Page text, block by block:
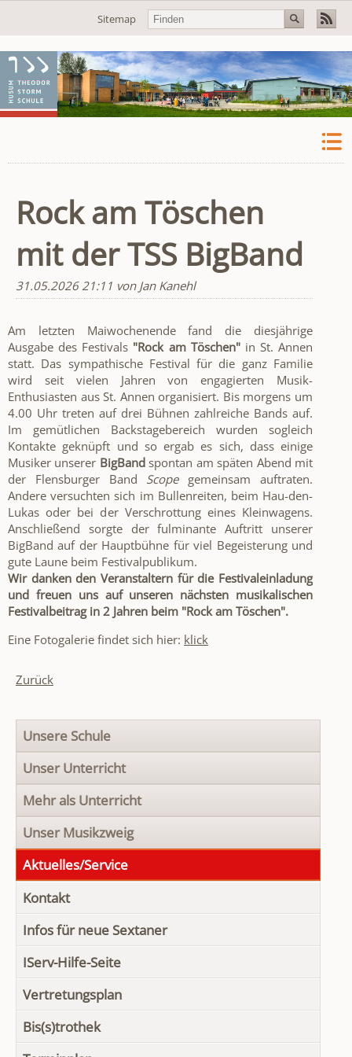
Navigation
Sitemap
Rock am Töschen
mit der TSS BigBand
31.05.2026 21:11 von Jan Kanehl
Am letzten Maiwochenende fand die diesjährige
Ausgabe des Festivals "Rock am Töschen"in St. Annen
statt. Das sympathische Festival für die ganz Familie
wird seit vielen Jahren von engagierten Musik-
Enthusiasten aus St. Annen organisiert. Bis morgens um
4.00 Uhr treten auf drei Bühnen zahlreiche Bands auf.
Im gemütlichen Backstagebereich wurden sogleich
Kontakte geknüpft und so ergab es sich, dass einige
Musiker unserer BigBandspontan am späten Abend mit
der Flensburger Band Scopegemeinsam auftraten.
Andere versuchten sich im Bullenreiten, beim Hau-den-
Lukas oder bei der Verschrottung eines Kleinwagens.
Anschließend sorgte der fulminante Auftritt unserer
BigBand auf der Hauptbühne für viel Begeisterung und
gute Laune beim Festivalpublikum.
Wir danken den Veranstaltern für die Festivaleinladung
und freuen uns auf unseren nächsten musikalischen
Festivalbeitrag in 2 Jahren beim "Rock am Töschen".
Eine Fotogalerie findet sich hier: klick
Zurück
Navigation
überspringen
Unsere Schule
Unser Unterricht
Mehr als Unterricht
Unser Musikzweig
Aktuelles/Service
Kontakt
Infos für neue Sextaner
IServ-Hilfe-Seite
Vertretungsplan
Bis(s)trothek